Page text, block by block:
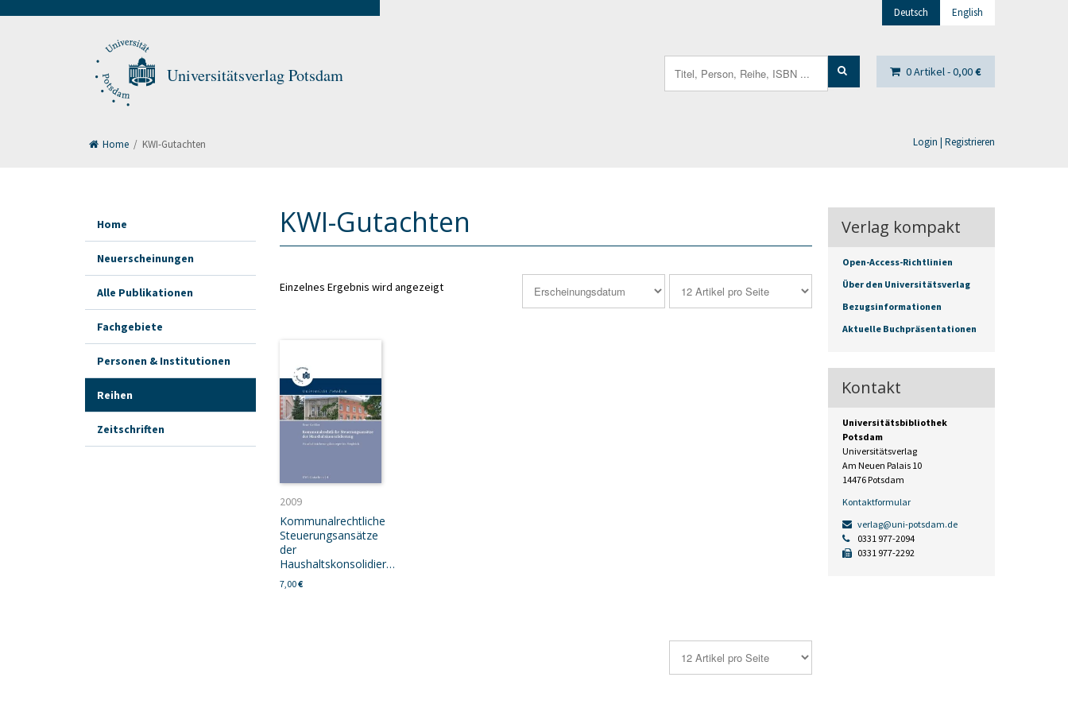
Universitätsverlag Potsdam
Deutsch English
0 Artikel -0,00€
Login | Registrieren
for:
Home / KWI-Gutachten
KWI-Gutachten
Einzelnes Ergebnis wird angezeigt
2009
Kommunalrechtliche
Steuerungsansätze
der
Haushaltskonsolidierung
7,00€
Home
Neuerscheinungen
Alle Publikationen
Fachgebiete
Personen & Institutionen
Reihen
Zeitschriften
Verlag kompakt
Open-Access-Richtlinien
Über den Universitätsverlag
Bezugsinformationen
Aktuelle Buchpräsentationen
Kontakt
Universitätsbibliothek
Potsdam
Universitätsverlag
Am Neuen Palais 10
14476 Potsdam
Kontaktformular
verlag@uni-potsdam.de
0331 977-2094
0331 977-2292